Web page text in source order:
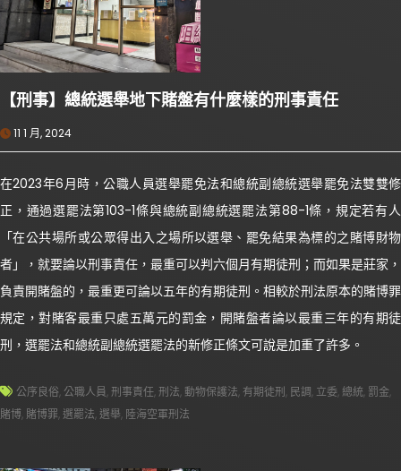
【刑事】總統選舉地下賭盤有什麼樣的刑事責任
11 1 月, 2024
在2023年6月時，公職人員選舉罷免法和總統副總統選舉罷免法雙雙修
正，通過選罷法第103-1條與總統副總統選罷法第88-1條，規定若有人
「在公共場所或公眾得出入之場所以選舉、罷免結果為標的之賭博財物
者」，就要論以刑事責任，最重可以判六個月有期徒刑；而如果是莊家，
負責開賭盤的，最重更可論以五年的有期徒刑。相較於刑法原本的賭博罪
規定，對賭客最重只處五萬元的罰金，開賭盤者論以最重三年的有期徒
刑，選罷法和總統副總統選罷法的新修正條文可說是加重了許多。
公序良俗, 公職人員 ,刑事責任,刑法,動物保護法, 有期徒刑, 民調, 立委, 總統, 罰金,
賭博, 賭博罪,選罷法,選舉, 陸海空軍刑法